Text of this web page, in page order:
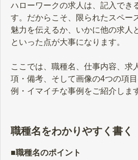
ハローワークの求人は、記入でき
す。だからこそ、限られたスペー
魅力を伝えるか、いかに他の求人
といった点が大事になります。
ここでは、職種名、仕事内容、求
項・備考、そして画像の4つの項
例・イマイチな事例をご紹介しま
職種名をわかりやすく書く
■職種名のポイント